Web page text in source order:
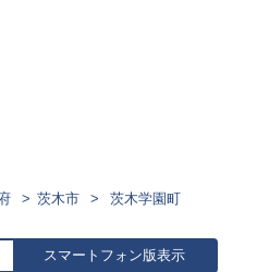
茨木市 茨木学園町
スマートフォン版表示